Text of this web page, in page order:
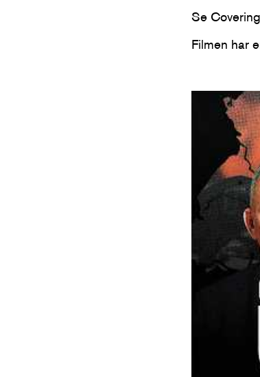
Se
Filmen har